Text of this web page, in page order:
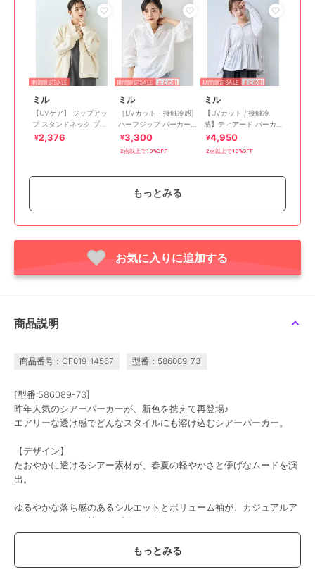
期間限定SALE
ミル
【UVケア】 ジップアッ
プ スタンドネック ブル
ゾン / トラックジャケッ
¥2,376
期間限定SALE まとめ割
ミル
［UVカット・接触冷感]
ハーフジップ パーカー /
日差し対策 【mil/ミル】
¥3,300
2点以上で10%OFF
期間限定SALE まとめ割
ミル
【UVカット / 接触冷
感】ティアード パーカ
ー / ペプラム 【mil/ミ
ル】
¥4,950
2点以上で10%OFF
ミル
ア】 クロップド ダブル
ット 【mil (ミル)】
期間限定SALE
ミル
ボールスウェット クロ
もっとみる
お気に入りに追加する
商品説明
商品番号：CF019-14567 型番：586089-73
[型番:586089-73]
昨年人気のシアーパーカーが、新色を携えて再登場♪
エアリーな透け感でどんなスタイルにも溶け込むシアーパーカー。
【デザイン】
たおやかに透けるシアー素材が、春夏の軽やかさと儚げなムードを演
出。
ゆるやかな落ち感のあるシルエットとボリューム袖が、カジュアルア
イテムにほんのり甘さをプラスします。
どんなボトムスともバランスのとりやすいクロップド丈と、
ぽわんと女性らしいシルエットで、カジュアルスタイルはもちろん、